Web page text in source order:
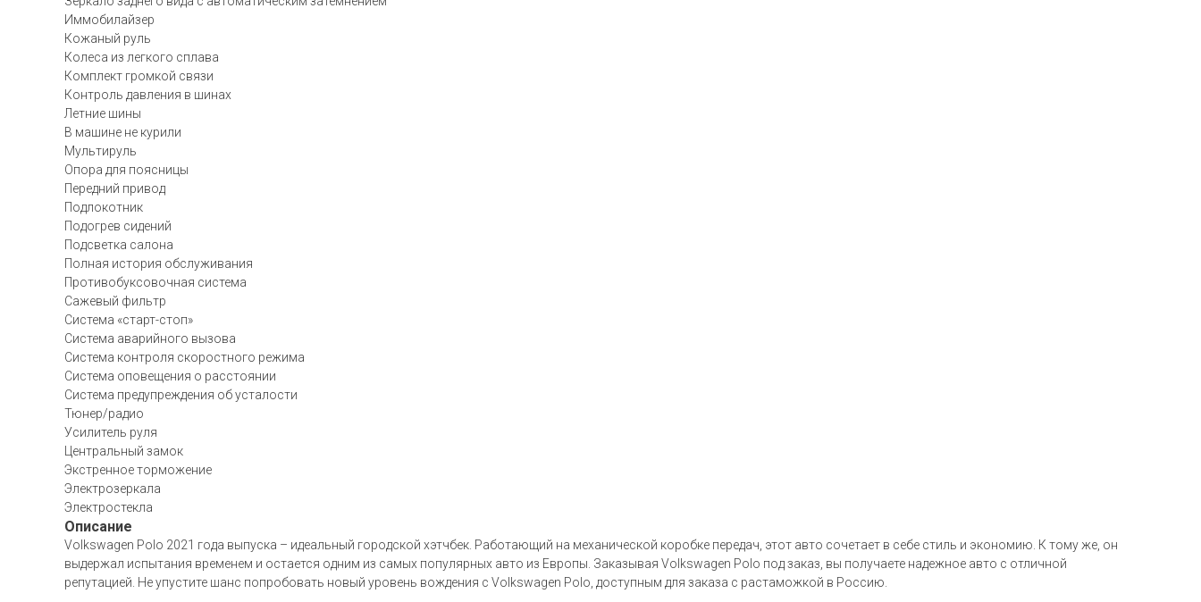
Иммобилайзер
Кожаный руль
Колеса из легкого сплава
Комплект громкой связи
Контроль давления в шинах
Летние шины
В машине не курили
Мультируль
Опора для поясницы
Передний привод
Подлокотник
Подогрев сидений
Подсветка салона
Полная история обслуживания
Противобуксовочная система
Сажевый фильтр
Система «старт-стоп»
Система аварийного вызова
Система контроля скоростного режима
Система оповещения о расстоянии
Система предупреждения об усталости
Тюнер/радио
Усилитель руля
Центральный замок
Экстренное торможение
Электрозеркала
Электростекла
Описание
Volkswagen Polo 2021 года выпуска – идеальный городской хэтчбек. Работающий на механической коробке передач, этот авто сочетает в себе стиль и экономию. К тому же, он
выдержал испытания временем и остается одним из самых популярных авто из Европы. Заказывая Volkswagen Polo под заказ, вы получаете надежное авто с отличной
репутацией. Не упустите шанс попробовать новый уровень вождения с Volkswagen Polo, доступным для заказа с растаможкой в Россию.